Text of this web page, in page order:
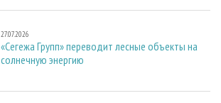
27.07.2026
«Сегежа Групп» переводит лесные объекты на
солнечную энергию